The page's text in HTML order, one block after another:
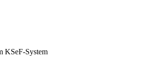
KSeF-System